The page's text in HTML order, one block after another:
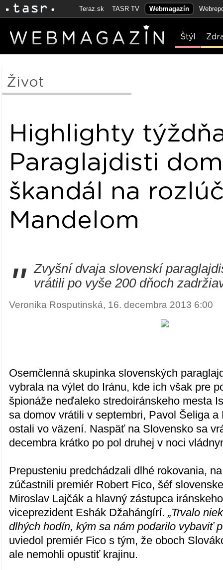
Teraz.sk TASR TV Webmagazín
Štýl
Život
Highlighty
Paraglajdisti
škandál na
Mandelom
"
Zvyšní dvaja slovenskí
vrátili po vyše 200 dňoch
Veronika Rosputinská, 16. decembra 2013 6:00
Osemčlenná skupinka slovenských
vybrala na výlet do Iránu, kde ich však pre
špionáže neďaleko stredoiránskeho mesta
sa domov vrátili v septembri, Pavol Šeliga
ostali vo väzení. Naspäť na Slovensko sa
decembra krátko po pol druhej v noci
Prepusteniu predchádzali dlhé rokovania,
zúčastnili premiér Robert Fico, šéf
Miroslav Lajčák a hlavný zástupca
viceprezident Eshák Džahángírí. „Trvalo
dlhých hodín, kým sa nám podarilo vybaviť
uviedol premiér Fico s tým, že oboch
ale nemohli opustiť krajinu.